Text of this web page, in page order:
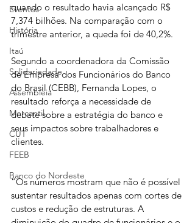
Eventos
História
Itaú
Solidariedade
Assembleia
Mercantil
CUT
FEEB
Banco do Nordeste
quando o resultado havia alcançado R$
7,374 bilhões. Na comparação com o
trimestre anterior, a queda foi de 40,2%.
Segundo a coordenadora da Comissão
de Empresa dos Funcionários do Banco
do Brasil (CEBB), Fernanda Lopes, o
resultado reforça a necessidade de
debate sobre a estratégia do banco e
seus impactos sobre trabalhadores e
clientes.
“Os números mostram que não é possível
sustentar resultados apenas com cortes de
custos e redução de estruturas. A